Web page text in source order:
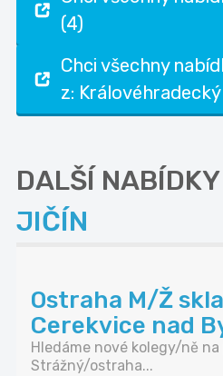
(4)
Chci všechny
z:
DALŠÍ
JIČÍN
Ostraha M/Ž
Cerekvice nad
Hledáme nové kolegy/ně na
Strážný/ostraha...